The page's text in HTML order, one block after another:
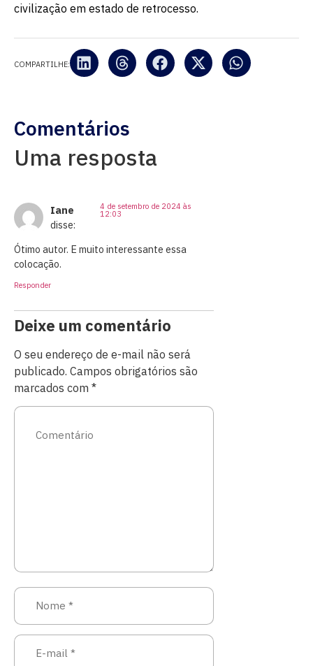
civilização em estado de retrocesso.
COMPARTILHE:
Comentários
Uma resposta
Iane
disse:
4 de setembro de 2024 às
12:03
Ótimo autor. E muito interessante essa
colocação.
Responder
Deixe um comentário
O seu endereço de e-mail não será
publicado. Campos obrigatórios são
marcados com *